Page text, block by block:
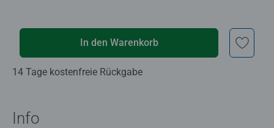
In den Warenkorb
14 Tage kostenfreie Rückgabe
Info